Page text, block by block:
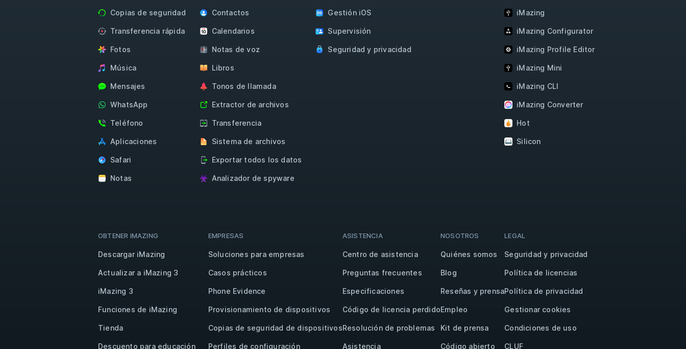
Copias de seguridad
Transferencia rápida
Fotos
Música
Mensajes
WhatsApp
Teléfono
Aplicaciones
Safari
Notas
Contactos
Calendarios
Notas de voz
Libros
Tonos de llamada
Extractor de archivos
Transferencia
Sistema de archivos
Exportar todos los datos
Analizador de spyware
Gestión iOS
Supervisión
Seguridad y privacidad
iMazing
iMazing Configurator
iMazing Profile Editor
iMazing Mini
iMazing CLI
iMazing Converter
Hot
Silicon
OBTENER IMAZING
Descargar iMazing
Actualizar a iMazing 3
iMazing 3
Funciones de iMazing
Tienda
Descuento para educación
EMPRESAS
Soluciones para empresas
Casos prácticos
Phone Evidence
Provisionamiento de dispositivos
Copias de seguridad de dispositivos
Perfiles de configuración
ASISTENCIA
Centro de asistencia
Preguntas frecuentes
Especificaciones
Código de licencia perdido
Resolución de problemas
Asistencia
NOSOTROS
Quiénes somos
Blog
Reseñas y prensa
Empleo
Kit de prensa
Código abierto
LEGAL
Seguridad y privacidad
Política de licencias
Política de privacidad
Gestionar cookies
Condiciones de uso
CLUF